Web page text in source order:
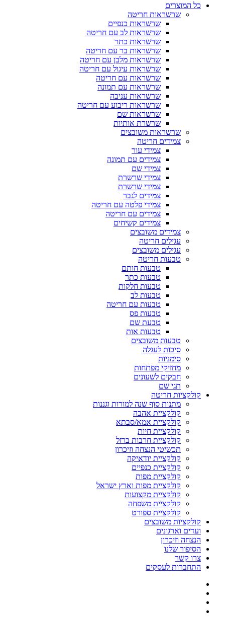
כל המוצרים
שרשראות חריטה
שרשראות כנפיים
שרשראות לב עם חריטה
שרשראות כתר
שרשראות בר עם חריטה
שרשראות מלבן עם חריטה
שרשראות עיגול עם חריטה
שרשראות עם חריטה
שרשראות עם תמונה
שרשראות עניבה
שרשראות ריבוע עם חריטה
שרשראות שם
שרשרת אותיות
שרשראות משובצים
צמידים חריטה
צמידי עור
צמידים עם תמונה
צמידי שם
צמידי שרשרת
צמידי שרשרת
צמידים לגבר
צמידי פלטה עם חריטה
צמידים עם חריטה
צמידים קשיחים
צמידים משובצים
עגילים חריטה
עגילים משובצים
טבעות חריטה
טבעות חותם
טבעות כתר
טבעות חלקות
טבעות לב
טבעות עם חריטה
טבעות פס
טבעת שם
טבעות אות
טבעות משובצים
סיכות לעגלה
סימניות
מחזיקי מפתחות
חבקים לשעונים
תגי שם
קולקציות חריטה
מתנות סוף שנה למורות וגננות
קולקציית אהבה
קולקציית אמא/סבתא
קולקציית חיות
קולקציית חרבות ברזל
תכשיטי הנצחה וזיכרון
קולקציית יודאיקה
קולקציית כנפיים
קולקציית מפות
קולקציית מפות וארץ ישראל
קולקציית מקצועות
קולקציית משפחה
קולקציית ספורט
קולקציות משובצים
ועדים וארגונים
הנצחה וזיכרון
הסיפור שלנו
צרו קשר
התחברות לעסקים